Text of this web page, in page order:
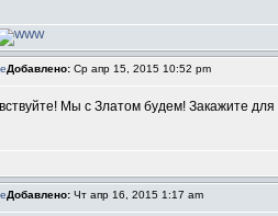
Добавлено: Ср апр 15, 2015 10:52 pm
Мы с Златом будем! Закажите для
Добавлено: Чт апр 16, 2015 1:17 am